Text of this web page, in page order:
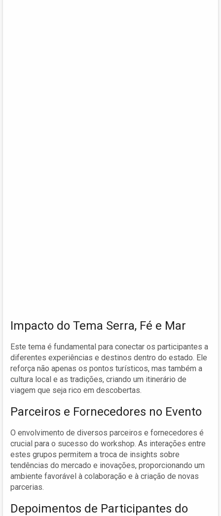
Impacto do Tema Serra, Fé e Mar
Este tema é fundamental para conectar os participantes a
diferentes experiências e destinos dentro do estado. Ele
reforça não apenas os pontos turísticos, mas também a
cultura local e as tradições, criando um itinerário de
viagem que seja rico em descobertas.
Parceiros e Fornecedores no Evento
O envolvimento de diversos parceiros e fornecedores é
crucial para o sucesso do workshop. As interações entre
estes grupos permitem a troca de insights sobre
tendências do mercado e inovações, proporcionando um
ambiente favorável à colaboração e à criação de novas
parcerias.
Depoimentos de Participantes do